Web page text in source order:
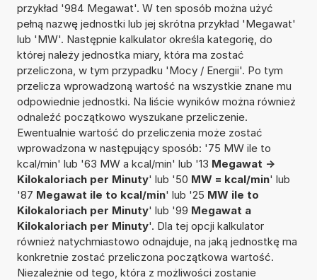
przykład '984 Megawat'. W ten sposób można użyć
pełną nazwę jednostki lub jej skrótna przykład 'Megawat'
lub 'MW'. Następnie kalkulator określa kategorię, do
której należy jednostka miary, która ma zostać
przeliczona, w tym przypadku 'Mocy / Energii'. Po tym
przelicza wprowadzoną wartość na wszystkie znane mu
odpowiednie jednostki. Na liście wyników można również
odnaleźć początkowo wyszukane przeliczenie.
Ewentualnie wartość do przeliczenia może zostać
wprowadzona w następujący sposób: '75 MW ile to
kcal/min' lub '63 MW a kcal/min' lub '13 Megawat ->
Kilokaloriach per Minuty' lub '50 MW = kcal/min' lub
'87 Megawat ile to kcal/min' lub '25 MW ile to
Kilokaloriach per Minuty' lub '99 Megawat a
Kilokaloriach per Minuty'. Dla tej opcji kalkulator
również natychmiastowo odnajduje, na jaką jednostkę ma
konkretnie zostać przeliczona początkowa wartość.
Niezależnie od tego, która z możliwości zostanie